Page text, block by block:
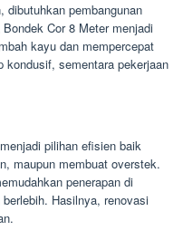
dibutuhkan pembangunan
Cor 8 Meter menjadi
kayu dan mempercepat
kondusif, sementara pekerjaan
pilihan efisien baik
maupun membuat overstek.
penerapan di
Hasilnya, renovasi